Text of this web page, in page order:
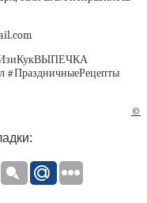
#ПраздничныеРецепты
©